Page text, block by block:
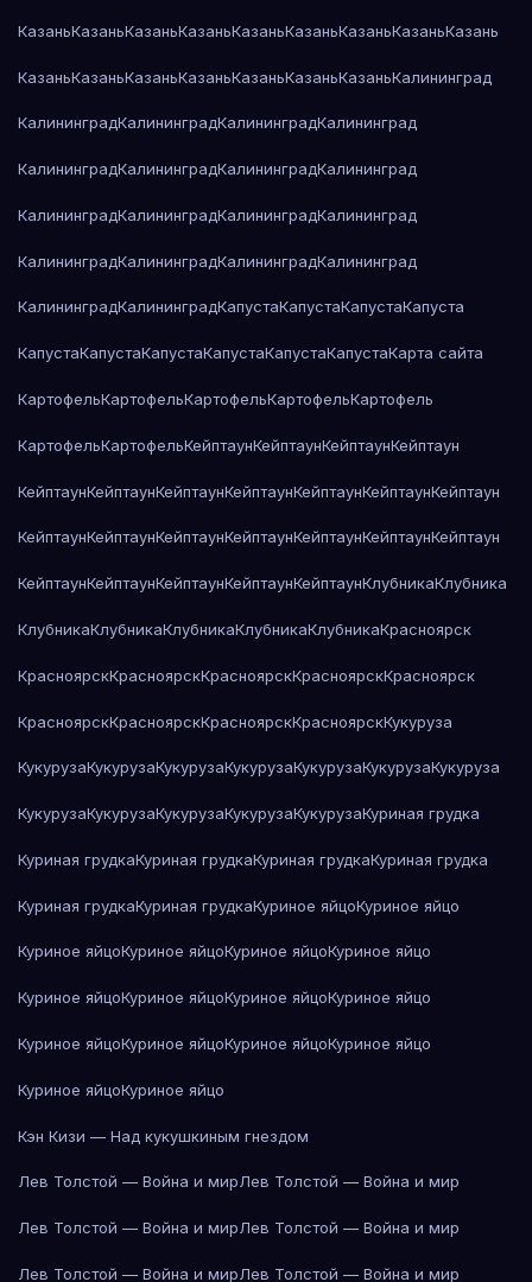
КазаньКазаньКазаньКазаньКазаньКазаньКазаньКазаньКазань
КазаньКазаньКазаньКазаньКазаньКазаньКазаньКалининград
КалининградКалининградКалининградКалининград
КалининградКалининградКалининградКалининград
КалининградКалининградКалининградКалининград
КалининградКалининградКалининградКалининград
КалининградКалининградКапустаКапустаКапустаКапуста
КапустаКапустаКапустаКапустаКапустаКапустаКарта сайта
КартофельКартофельКартофельКартофельКартофель
КартофельКартофельКейптаунКейптаунКейптаунКейптаун
КейптаунКейптаунКейптаунКейптаунКейптаунКейптаунКейптаун
КейптаунКейптаунКейптаунКейптаунКейптаунКейптаунКейптаун
КейптаунКейптаунКейптаунКейптаунКейптаунКлубникаКлубника
КлубникаКлубникаКлубникаКлубникаКлубникаКрасноярск
КрасноярскКрасноярскКрасноярскКрасноярскКрасноярск
КрасноярскКрасноярскКрасноярскКрасноярскКукуруза
КукурузаКукурузаКукурузаКукурузаКукурузаКукурузаКукуруза
КукурузаКукурузаКукурузаКукурузаКукурузаКуриная грудка
Куриная грудкаКуриная грудкаКуриная грудкаКуриная грудка
Куриная грудкаКуриная грудкаКуриное яйцоКуриное яйцо
Куриное яйцоКуриное яйцоКуриное яйцоКуриное яйцо
Куриное яйцоКуриное яйцоКуриное яйцоКуриное яйцо
Куриное яйцоКуриное яйцоКуриное яйцоКуриное яйцо
Куриное яйцоКуриное яйцо
Кэн Кизи — Над кукушкиным гнездом
Лев Толстой — Война и мирЛев Толстой — Война и мир
Лев Толстой — Война и мирЛев Толстой — Война и мир
Лев Толстой — Война и мирЛев Толстой — Война и мир